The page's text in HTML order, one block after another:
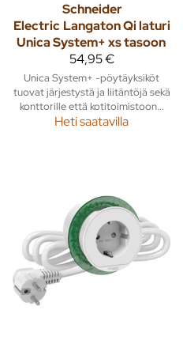
Schneider
Electric Langaton Qi laturi
Unica System+ xs tasoon
54,95 €
Unica System+ -pöytäyksiköt
tuovat järjestystä ja liitäntöjä sekä
konttorille että kotitoimistoon...
Heti saatavilla